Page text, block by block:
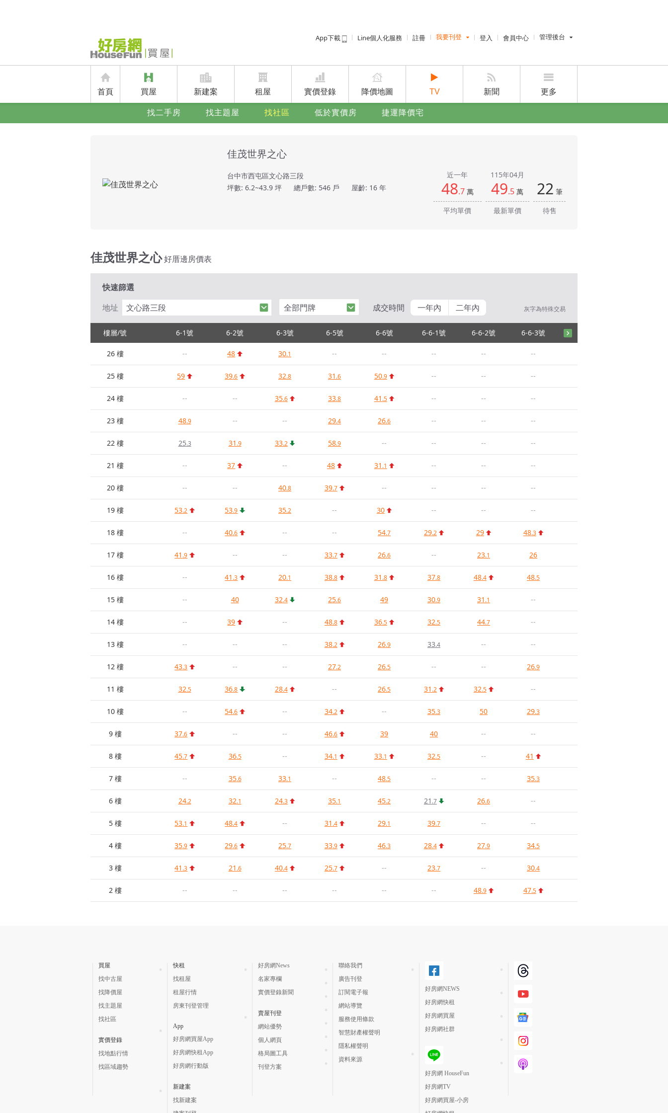
App下載 Line個人化服務 註冊 我要刊登
賣屋刊登
廣告刊登
登入 會員中心 管理後台
屋主管理後台
首頁 買屋 新建案 租屋 實價登錄 降價地圖 TV 新聞 更多
找二手房 找主題屋 找社區 低於實價房 捷運降價宅
佳茂世界之心
台中市西屯區文心路三段
坪數: 6.2~43.9 坪
總戶數: 546 戶 屋齡: 16 年
近一年
48.7 萬
平均單價
115年04月
49.5 萬
最新單價
22 筆
待售
佳茂世界之心好厝邊房價表
快速篩選
地址
文心路三段 全部門牌 成交時間 一年內 二年內 灰字為特殊交易
樓層/號 6-1號 6-2號 6-3號 6-5號 6-6號 6-6-1號 6-6-2號 6-6-3號
26 樓 -- 48 30.1 -- -- -- -- --
25 樓 59 39.6 32.8 31 .6 50.9 -- -- --
24 樓 -- -- 35.6 33.8 41 .5 -- -- --
23 樓 48.9 -- -- 29.4 26.6 -- -- --
22 樓 25.3 31 .9 33.2 58.9 -- -- -- --
21 樓 -- 37 -- 48 31 .1 -- -- --
20 樓 -- -- 40.8 39.7 -- -- -- --
19 樓 53.2 53.9 35.2 -- 30 -- -- --
18 樓 -- 40.6 -- -- 54.7 29.2 29 48.3
17 樓 41 .9 -- -- 33.7 26.6 -- 23.1 26
16 樓 -- 41 .3 20.1 38.8 31 .8 37.8 48.4 48.5
15 樓 -- 40 32.4 25.6 49 30.9 31 .1 --
14 樓 -- 39 -- 48.8 36.5 32.5 44.7 --
13 樓 -- -- -- 38.2 26.9 33.4 -- --
12 樓 43.3 -- -- 27.2 26.5 -- -- 26.9
11 樓 32.5 36.8 28.4 -- 26.5 31 .2 32.5 --
10 樓 -- 54.6 -- 34.2 -- 35.3 50 29.3
9 樓 37.6 -- -- 46.6 39 40 -- --
8 樓 45.7 36.5 -- 34.1 33.1 32.5 -- 41
7 樓 -- 35.6 33.1 -- 48.5 -- -- 35.3
6 樓 24.2 32.1 24.3 35.1 45.2 21 .7 26.6 --
5 樓 53.1 48.4 -- 31 .4 29.1 39.7 -- --
4 樓 35.9 29.6 25.7 33.9 46.3 28.4 27.9 34.5
3 樓 41 .3 21 .6 40.4 25.7 -- 23.7 -- 30.4
2 樓 -- -- -- -- -- -- 48.9 47.5
買屋
找中古屋
找降價屋
找主題屋
找社區
實價登錄
找地點行情
找區域趨勢
快租
找租屋
租屋行情
房東刊登管理
App
好房網買屋App
好房網快租App
好房網行動版
新建案
找新建案
好房網News
名家專欄
實價登錄新聞
賣屋刊登
網站優勢
個人網頁
格局圖工具
刊登方案
聯絡我們
廣告刊登
訂閱電子報
網站導覽
服務使用條款
智慧財產權聲明
隱私權聲明
資料來源
好房網NEWS
好房網快租
好房網買屋
好房網社群
好房網 HouseFun
好房網TV
好房網買屋-小房